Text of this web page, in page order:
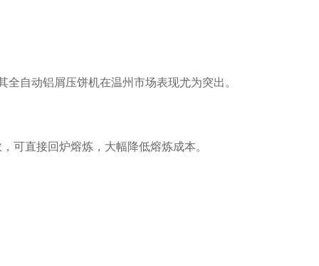
自动铝屑压饼机在温州市场表现尤为突出。
可直接回炉熔炼，大幅降低熔炼成本。